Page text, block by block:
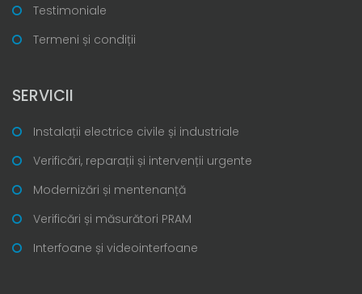
Testimoniale
Termeni și condiții
SERVICII
Instalații electrice civile și industriale
Verificări, reparații și intervenții urgente
Modernizări și mentenanță
Verificări și măsurători PRAM
Interfoane și videointerfoane